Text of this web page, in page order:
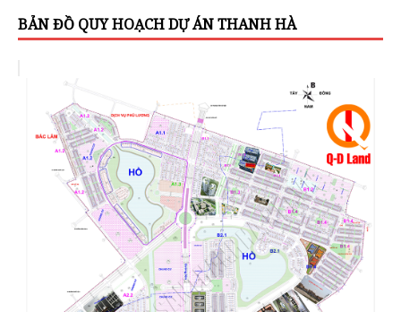
BẢN ĐỒ QUY HOẠCH DỰ ÁN THANH HÀ